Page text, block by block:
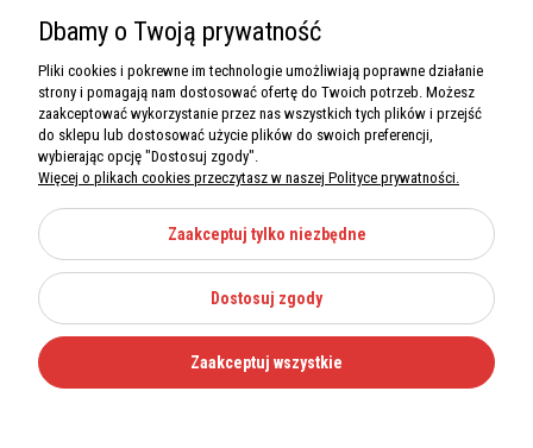
Sawim Group Mariusz Zdyb sp. k.
NIP: 5130284470
REGON: 5246591010
O nas
Informacje
Moje konto
Kategorie
Dbamy o Twoją prywatność
Pliki cookies i pokrewne im technologie umożliwiają poprawne działanie
strony i pomagają nam dostosować ofertę do Twoich potrzeb. Możesz
zaakceptować wykorzystanie przez nas wszystkich tych plików i przejść
do sklepu lub dostosować użycie plików do swoich preferencji,
wybierając opcję "Dostosuj zgody".
Więcej o plikach cookies przeczytasz w naszej Polityce prywatności.
Zaakceptuj tylko niezbędne
Dostosuj zgody
Zaakceptuj wszystkie